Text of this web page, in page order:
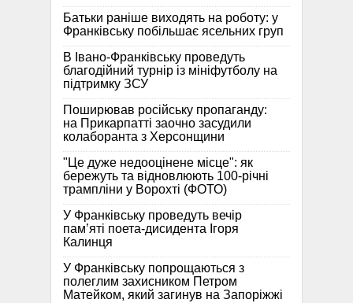
Батьки раніше виходять на роботу: у
Франківську побільшає ясельних груп
В Івано-Франківську проведуть
благодійний турнір із мініфутболу на
підтримку ЗСУ
Поширював російську пропаганду:
на Прикарпатті заочно засудили
колаборанта з Херсонщини
"Це дуже недооцінене місце": як
бережуть та відновлюють 100-річні
трампліни у Ворохті (ФОТО)
У Франківську проведуть вечір
пам’яті поета-дисидента Ігоря
Калинця
У Франківську попрощаються з
полеглим захисником Петром
Матейком, який загинув на Запоріжжі